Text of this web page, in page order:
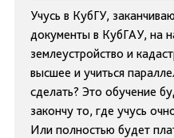
Учусь в КубГУ,
документы в КубГАУ, на
землеустройство и
высшее и учиться
сделать? Это обучение
закончу то, где учусь
Или полностью будет